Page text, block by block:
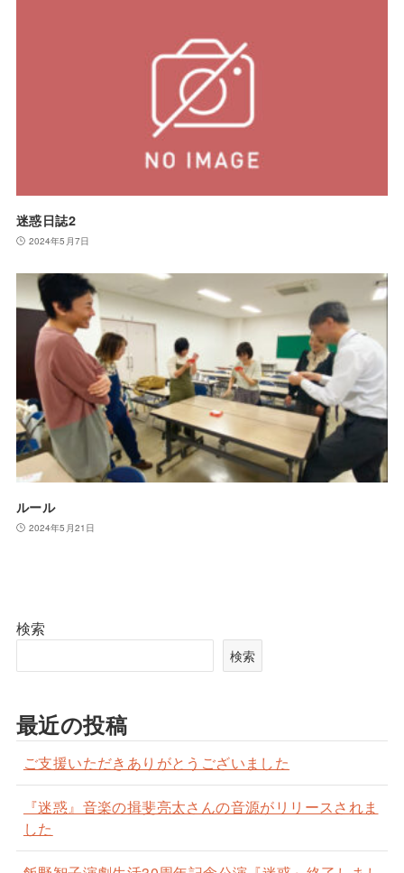
迷惑日誌2
2024年5月7日
ルール
2024年5月21日
検索
検索
最近の投稿
ご支援いただきありがとうございました
『迷惑』音楽の揖斐亮太さんの音源がリリースされま
した